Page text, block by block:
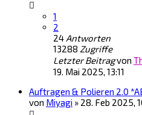
1
2
24 Antworten
13288 Zugriffe
Letzter Beitragvon
19. Mai 2025, 13:11
Auftragen & Polieren 2.0
von Miyagi » 28. Feb 2025,